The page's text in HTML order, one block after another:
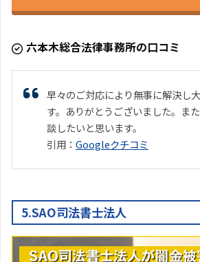
六本木総合法律事務所の口コミ
早々のご対応により無事に解決し
す。ありがとうございました。ま
談したいと思います。
引用： Googleクチコミ
5.SAO司法書士法人